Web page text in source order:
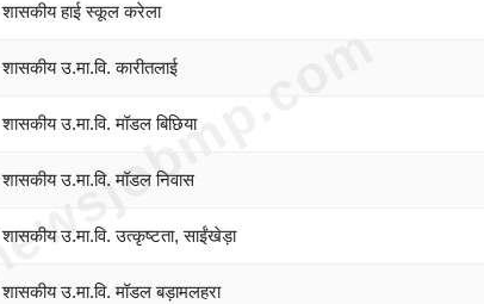
newsjobmp.com
शासकीय हाई स्कूल करेला
शासकीय उ.मा.वि. कारीतलाई
शासकीय उ.मा.वि. मॉडल बिछिया
शासकीय उ.मा.वि. मॉडल निवास
शासकीय उ.मा.वि. उत्कृष्टता, साईंखेड़ा
शासकीय उ.मा.वि. मॉडल बड़ामलहरा